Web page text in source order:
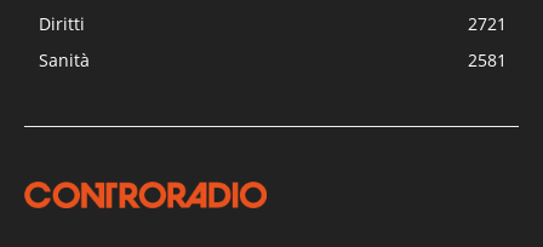
Diritti
2721
Sanità
2581